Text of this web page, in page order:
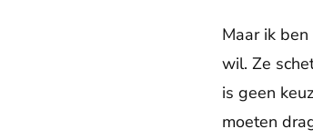
Maar ik
wil. Ze
is geen
moeten